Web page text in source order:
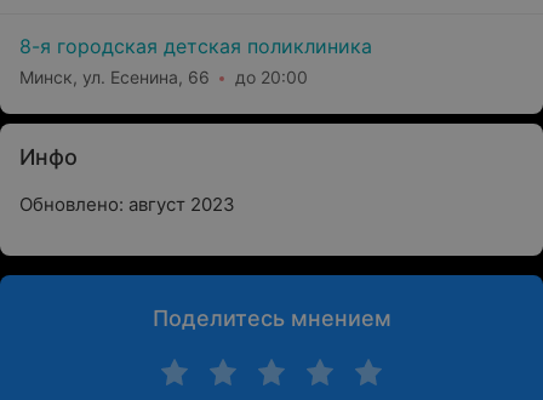
8-я городская детская поликлиника
Минск, ул. Есенина, 66 до 20:00
Инфо
Обновлено: август 2023
Поделитесь мнением